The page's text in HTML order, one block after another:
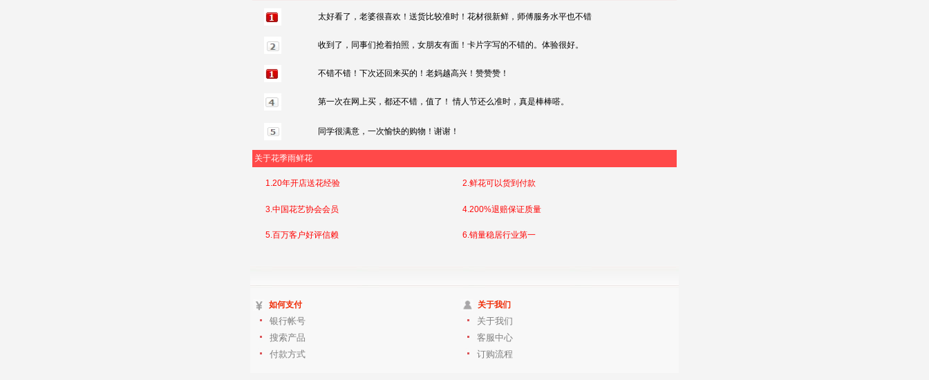
太好看了，老婆很喜欢！送货比较准时！花材很新鲜，师傅服务水平也不错
收到了，同事们抢着拍照，女朋友有面！卡片字写的不错的。体验很好。
不错不错！下次还回来买的！老妈越高兴！赞赞赞！
第一次在网上买，都还不错，值了！ 情人节还么准时，真是棒棒嗒。
同学很满意，一次愉快的购物！谢谢！
关于花季雨鲜花
1.20年开店送花经验 2.鲜花可以货到付款
3.中国花艺协会会员 4.200%退赔保证质量
5.百万客户好评信赖 6.销量稳居行业第一
如何支付 关于我们
银行帐号
关于我们
搜索产品
客服中心
付款方式
订购流程